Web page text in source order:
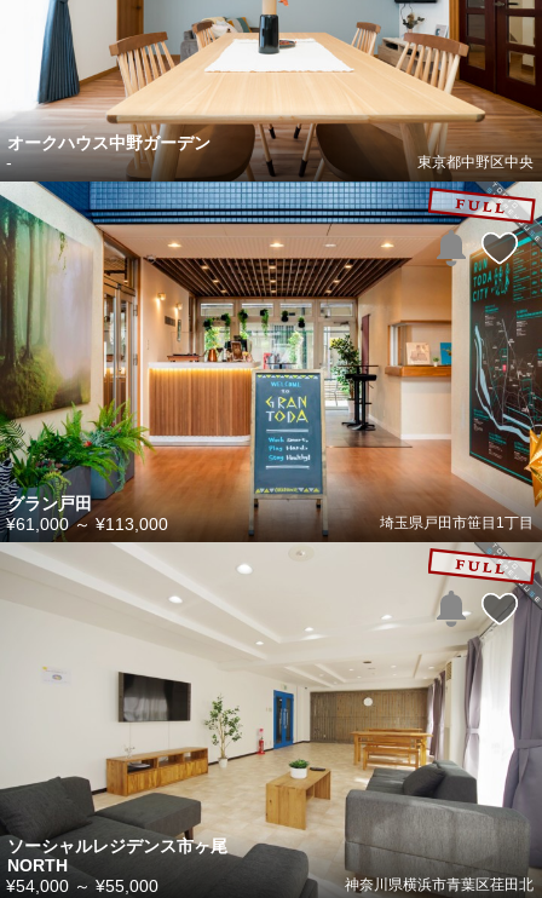
オークハウス中野ガーデン
東京都中野区中央
-
グラン戸田
埼玉県戸田市笹目1丁目
¥61,000～¥113,000
ソーシャルレジデンス市ヶ尾
NORTH
神奈川県横浜市青葉区荏田北
¥54,000 ～ ¥55,000